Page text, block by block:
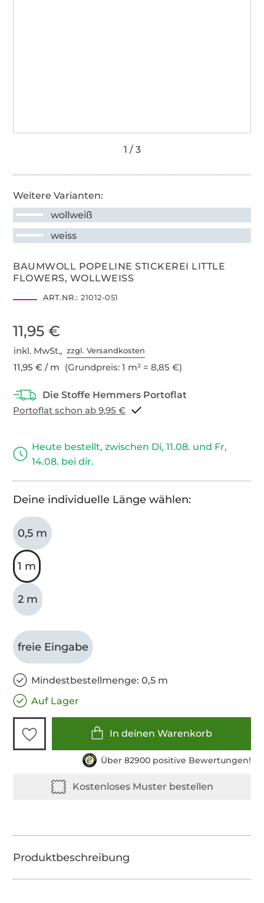
Weitere Varianten:
wollweiß
weiss
BAUMWOLL POPELINE STICKEREI LITTLE
FLOWERS, WOLLWEISS
ART.NR.: 21012-051
11,95 €
inkl. MwSt.,zzgl. Versandkosten
11,95 € / m (Grundpreis: 1 m² = 8,85 €)
Portoflat schon ab 9,95 €
Heute bestellt, zwischen Di, 11.08. und Fr,
14.08. bei dir.
Deine individuelle Länge wählen:
0,5 m
1 m
2 m
freie Eingabe
Mindestbestellmenge: 0,5 m
Auf Lager
In deinen Warenkorb
Über 82900 positive Bewertungen!